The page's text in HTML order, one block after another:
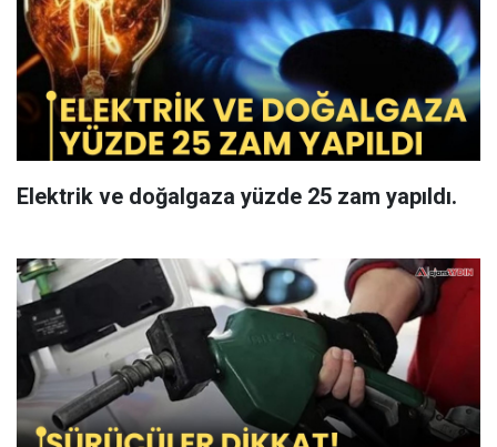
Elektrik ve doğalgaza yüzde 25 zam yapıldı.